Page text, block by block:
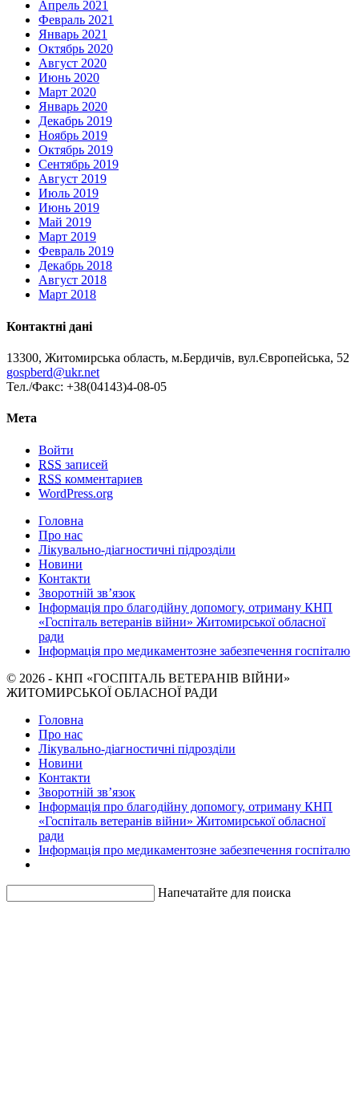
Апрель 2021
Февраль 2021
Январь 2021
Октябрь 2020
Август 2020
Июнь 2020
Март 2020
Январь 2020
Декабрь 2019
Ноябрь 2019
Октябрь 2019
Сентябрь 2019
Август 2019
Июль 2019
Июнь 2019
Май 2019
Март 2019
Февраль 2019
Декабрь 2018
Август 2018
Март 2018
Контактні дані
13300, Житомирська область, м.Бердичів, вул.Європейська, 52
gospberd@ukr.net
Тел./Факс: +38(04143)4-08-05
Мета
Войти
RSS записей
RSS комментариев
WordPress.org
Головна
Про нас
Лікувально-діагностичні підрозділи
Новини
Контакти
Зворотній зв’язок
Інформація про благодійну допомогу, отриману КНП
«Госпіталь ветеранів війни» Житомирської обласної
ради
Інформація про медикаментозне забезпечення госпіталю
© 2026 - КНП «ГОСПІТАЛЬ ВЕТЕРАНІВ ВІЙНИ»
ЖИТОМИРСЬКОЇ ОБЛАСНОЇ РАДИ
Головна
Про нас
Лікувально-діагностичні підрозділи
Новини
Контакти
Зворотній зв’язок
Інформація про благодійну допомогу, отриману КНП
«Госпіталь ветеранів війни» Житомирської обласної
ради
Інформація про медикаментозне забезпечення госпіталю
Напечатайте для поиска